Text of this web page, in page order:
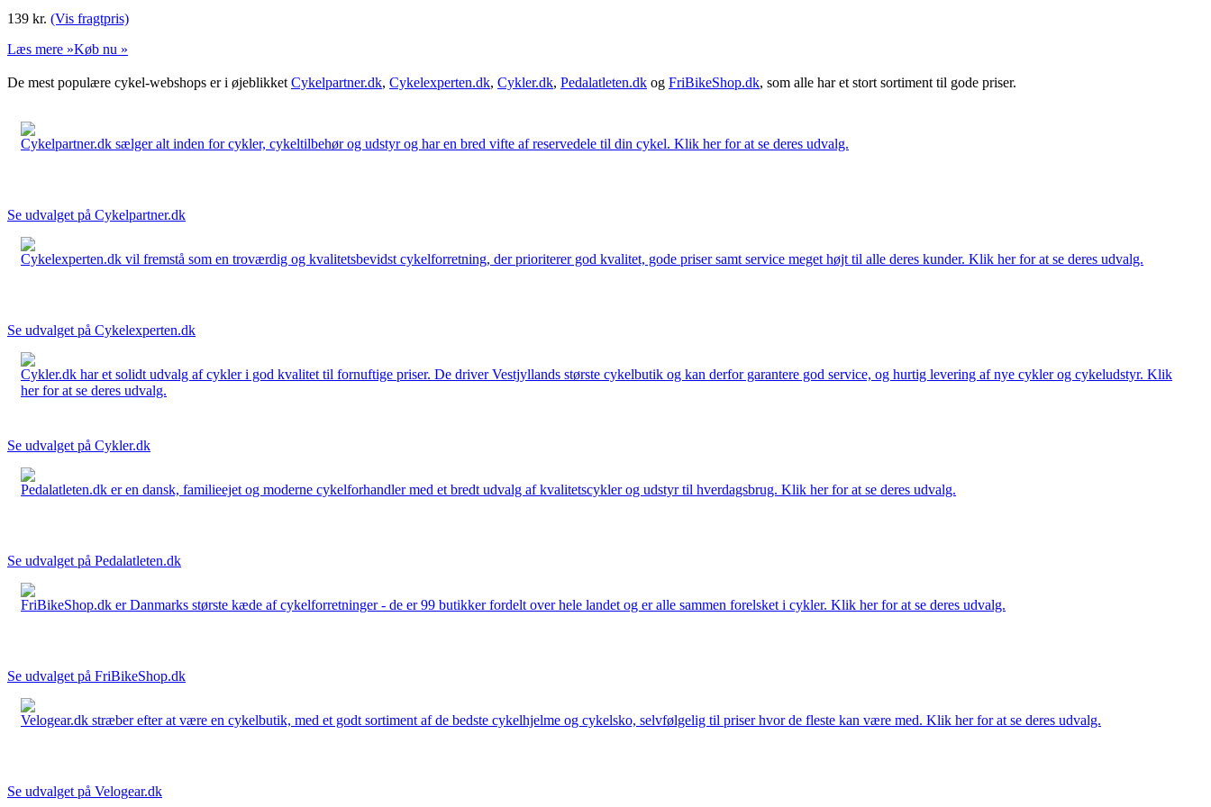
139 kr. (Vis fragtpris)
Læs mere »Køb nu »
De mest populære cykel-webshops er i øjeblikket Cykelpartner.dk, Cykelexperten.dk, Cykler.dk, Pedalatleten.dk og FriBikeShop.dk, som alle har et stort sortiment til gode priser.
Cykelpartner.dk sælger alt inden for cykler, cykeltilbehør og udstyr og har en bred vifte af reservedele til din cykel. Klik her for at se deres udvalg.
Se udvalget på Cykelpartner.dk
Cykelexperten.dk vil fremstå som en troværdig og kvalitetsbevidst cykelforretning, der prioriterer god kvalitet, gode priser samt service meget højt til alle deres kunder. Klik her for at se deres udvalg.
Se udvalget på Cykelexperten.dk
Cykler.dk har et solidt udvalg af cykler i god kvalitet til fornuftige priser. De driver Vestjyllands største cykelbutik og kan derfor garantere god service, og hurtig levering af nye cykler og cykeludstyr. Klik
her for at se deres udvalg.
Se udvalget på Cykler.dk
Pedalatleten.dk er en dansk, familieejet og moderne cykelforhandler med et bredt udvalg af kvalitetscykler og udstyr til hverdagsbrug. Klik her for at se deres udvalg.
Se udvalget på Pedalatleten.dk
FriBikeShop.dk er Danmarks største kæde af cykelforretninger - de er 99 butikker fordelt over hele landet og er alle sammen forelsket i cykler. Klik her for at se deres udvalg.
Se udvalget på FriBikeShop.dk
Velogear.dk stræber efter at være en cykelbutik, med et godt sortiment af de bedste cykelhjelme og cykelsko, selvfølgelig til priser hvor de fleste kan være med. Klik her for at se deres udvalg.
Se udvalget på Velogear.dk